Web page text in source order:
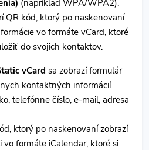
(napríklad WPA/WPA2).
QR kód, ktorý po naskenovaní
vo formáte vCard, ktoré
do svojich kontaktov.
vCard sa zobrazí formulár
kontaktných informácií
telefónne číslo, e-mail, adresa
ktorý po naskenovaní zobrazí
vo formáte iCalendar, ktoré si